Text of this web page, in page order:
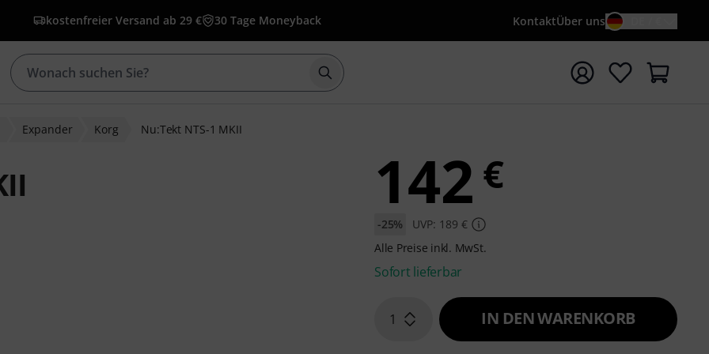
kostenfreier Versand ab 29 € 30 Tage Moneyback KontaktÜber uns
Suche mit Suchwort {searchTerm} starten
Expander Korg Nu:Tekt NTS-1 MKII
142 €
-25%
UVP: 189 €
Alle Preise inkl. MwSt.
Sofort lieferbar
1 IN DEN WARENKORB